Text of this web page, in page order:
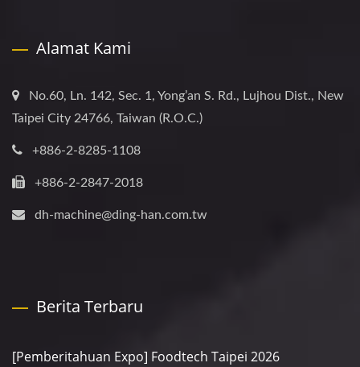
Alamat Kami
No.60, Ln. 142, Sec. 1, Yong’an S. Rd., Lujhou Dist., New
Taipei City 24766, Taiwan (R.O.C.)
+886-2-8285-1108
+886-2-2847-2018
dh-machine@ding-han.com.tw
Berita Terbaru
[Pemberitahuan Expo] Foodtech Taipei 2026